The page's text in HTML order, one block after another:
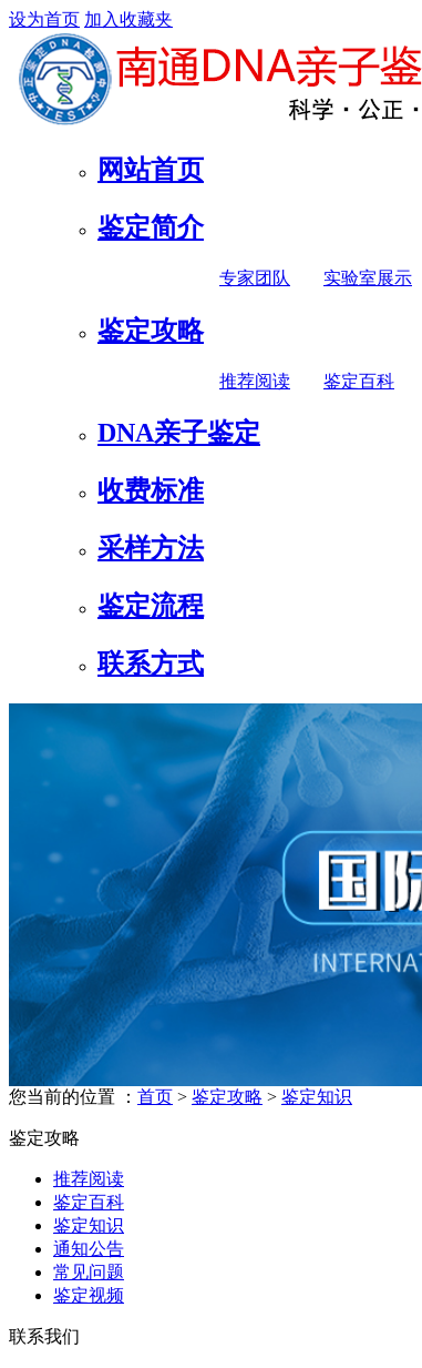
设为首页 加入收藏夹
网站首页
鉴定简介
专家团队 实验室展示
鉴定攻略
推荐阅读 鉴定百科
DNA亲子鉴定
收费标准
采样方法
鉴定流程
联系方式
您当前的位置 ： 首页 > 鉴定攻略 > 鉴定知识
鉴定攻略
推荐阅读
鉴定百科
鉴定知识
通知公告
常见问题
鉴定视频
联系我们